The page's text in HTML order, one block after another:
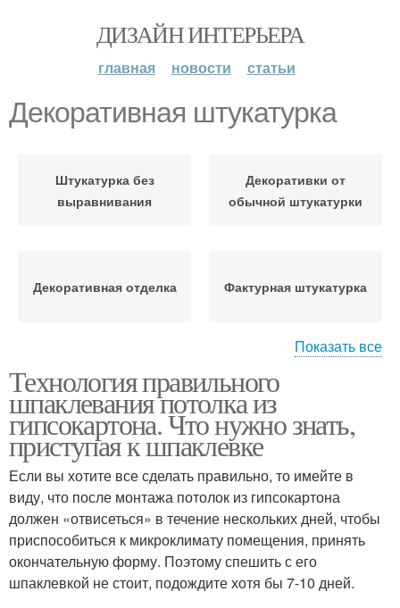
ДИЗАЙН ИНТЕРЬЕРА
главная новости статьи
Декоративная штукатурка
Штукатурка без
выравнивания
Декоративки от
обычной штукатурки
Декоративная отделка Фактурная штукатурка
Декоративный камень Фасадная штукатурка
Декоративная краска
Штукатурка вместо
обоев
Декоративная плитка Декоративный кирпич
Показать все
Технология правильного
шпаклевания потолка из
гипсокартона. Что нужно знать,
приступая к шпаклевке
Если вы хотите все сделать правильно, то имейте в
виду, что после монтажа потолок из гипсокартона
должен «отвисеться» в течение нескольких дней, чтобы
приспособиться к микроклимату помещения, принять
окончательную форму. Поэтому спешить с его
шпаклевкой не стоит, подождите хотя бы 7-10 дней.